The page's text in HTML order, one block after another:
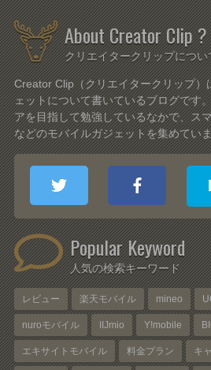
About Creator Clip ?
クリエイタークリップについ
Creator Clip（クリエイタークリップ）
ェットについて書いているブログです
アを目指して勉強しているなかで、ス
などのモバイルガジェットを集めていま
Popular Keyword
人気の検索キーワード
レビュー 楽天モバイル mineo
nuroモバイル IIJmio Y!mobile
エキサイトモバイル 料金プラン キ